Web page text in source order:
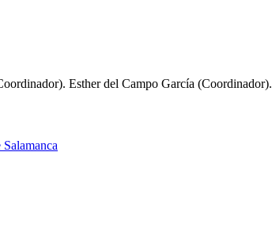
Esther del Campo García (Coordinador).